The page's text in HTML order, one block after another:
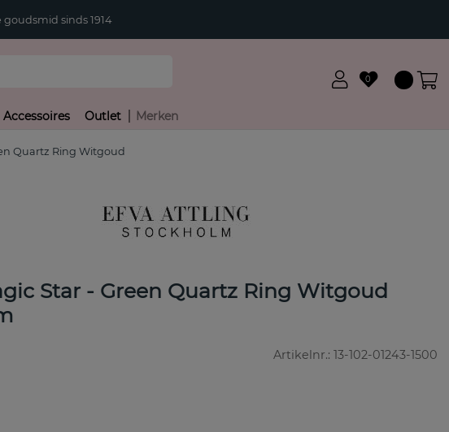
sinds 1914
0
Accessoires Outlet Merken
Quartz Ring Witgoud
Star - Green Quartz Ring Witgoud
Artikelnr.: 13-102-01243-1500